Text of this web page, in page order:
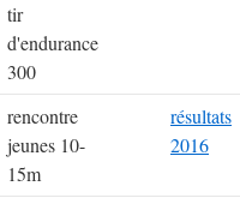
tir
d'endurance
300
rencontre
jeunes 10-
15m
résultats
2016